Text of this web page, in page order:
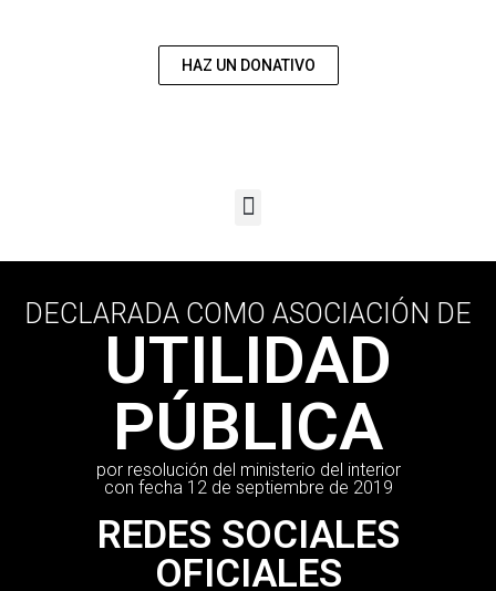
HAZ UN DONATIVO
DECLARADA COMO ASOCIACIÓN DE
UTILIDAD
PÚBLICA
por resolución del ministerio del interior
con fecha 12 de septiembre de 2019
REDES SOCIALES
OFICIALES